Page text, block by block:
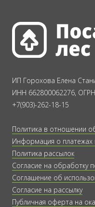
ИП Горохова Елена
ИНН 662800062276,
+7(903)-262-18-15
Политика в отношении
Информация о платежах
Политика рассылок
Согласие на обработку
Соглашение об
Согласие на рассылку
Публичная оферта на